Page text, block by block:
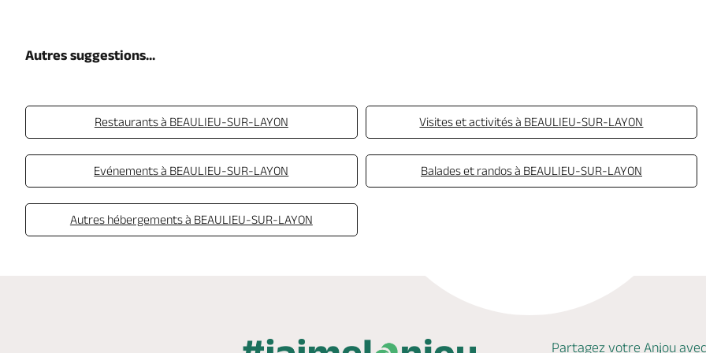
Autres suggestions...
Restaurants à BEAULIEU-SUR-LAYON Visites et activités à BEAULIEU-SUR-LAYON
Evénements à BEAULIEU-SUR-LAYON Balades et randos à BEAULIEU-SUR-LAYON
Autres hébergements à BEAULIEU-SUR-LAYON
Partagez votre Anjou